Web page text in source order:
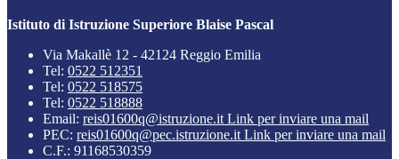
Istituto di Istruzione Superiore Blaise Pascal
Via Makallè 12 - 42124 Reggio Emilia
Tel: 0522 512351
Tel: 0522 518575
Tel: 0522 518888
Email: reis01600q@istruzione.it Link per inviare una mail
PEC: reis01600q@pec.istruzione.it Link per inviare una mail
C.F.: 91168530359